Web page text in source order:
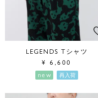
LEGENDS Tシャツ
¥ 6,600
new
再入荷